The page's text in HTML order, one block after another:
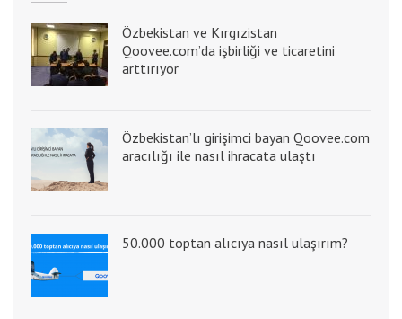
Özbekistan ve Kırgızistan
Qoovee.com’da işbirliği ve ticaretini
arttırıyor
Özbekistan’lı girişimci bayan Qoovee.com
aracılığı ile nasıl ihracata ulaştı
50.000 toptan alıcıya nasıl ulaşırım?